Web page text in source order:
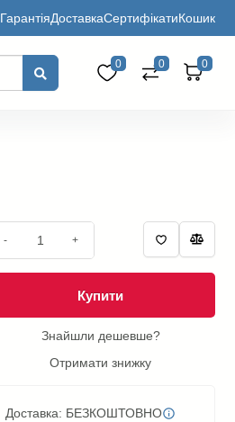
ГарантіяДоставкаСертифікатиКошик
0 0 0
- +
Купити
Знайшли дешевше?
Отримати знижку
Доставка: БЕЗКОШТОВНО